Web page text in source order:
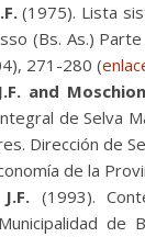
(1975). Lista
(Bs. As.)
271-280 (
and
de Selva
Dirección de
de la
(1993).
de